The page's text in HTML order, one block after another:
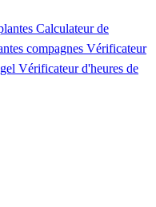
Calculateur de
compagnes Vérificateur
Vérificateur d'heures de